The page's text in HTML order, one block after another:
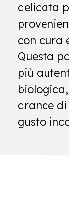
delicata
con cura
Questa
più
biologica,
arance di
gusto